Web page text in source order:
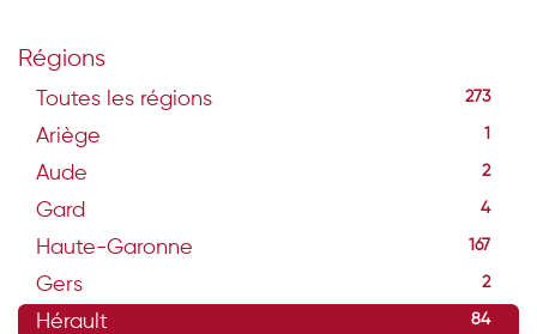
Régions
Toutes les régions 273
Ariège 1
Aude 2
Gard 4
Haute-Garonne 167
Gers 2
Hérault 84